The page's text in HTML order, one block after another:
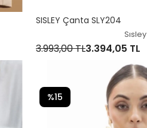
SISLEY Çanta SLY204
Sısley
3.993,00 TL3.394,05 TL
%15